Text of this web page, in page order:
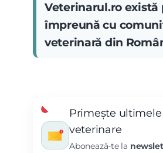
Veterinarul.ro există
împreună cu
veterinară din
Primește
veterinare
Abonează-te la